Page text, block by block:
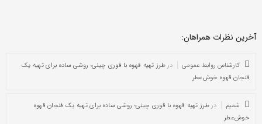
آخرین نظرات همراهان:
کارشناس روابط عمومی در طرز تهیه قهوه با قوری چینی؛ روشی ساده برای تهیه یک
فنجان قهوه خوش‌عطر
شمیم در طرز تهیه قهوه با قوری چینی؛ روشی ساده برای تهیه یک فنجان قهوه
خوش‌عطر